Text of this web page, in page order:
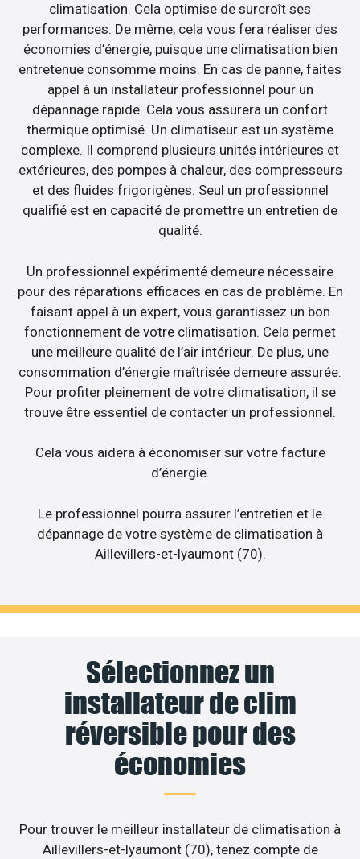
climatisation. Cela optimise de surcroît ses
performances. De même, cela vous fera réaliser des
économies d’énergie, puisque une climatisation bien
entretenue consomme moins. En cas de panne, faites
appel à un installateur professionnel pour un
dépannage rapide. Cela vous assurera un confort
thermique optimisé. Un climatiseur est un système
complexe. Il comprend plusieurs unités intérieures et
extérieures, des pompes à chaleur, des compresseurs
et des fluides frigorigènes. Seul un professionnel
qualifié est en capacité de promettre un entretien de
qualité.
Un professionnel expérimenté demeure nécessaire
pour des réparations efficaces en cas de problème. En
faisant appel à un expert, vous garantissez un bon
fonctionnement de votre climatisation. Cela permet
une meilleure qualité de l’air intérieur. De plus, une
consommation d’énergie maîtrisée demeure assurée.
Pour profiter pleinement de votre climatisation, il se
trouve être essentiel de contacter un professionnel.
Cela vous aidera à économiser sur votre facture
d’énergie.
Le professionnel pourra assurer l’entretien et le
dépannage de votre système de climatisation à
Aillevillers-et-lyaumont (70).
Sélectionnez un
installateur de clim
réversible pour des
économies
Pour trouver le meilleur installateur de climatisation à
Aillevillers-et-lyaumont (70), tenez compte de